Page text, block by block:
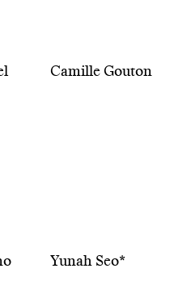
Camille Gouton
Yunah Seo*